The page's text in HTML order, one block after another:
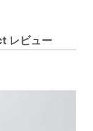
レビュー